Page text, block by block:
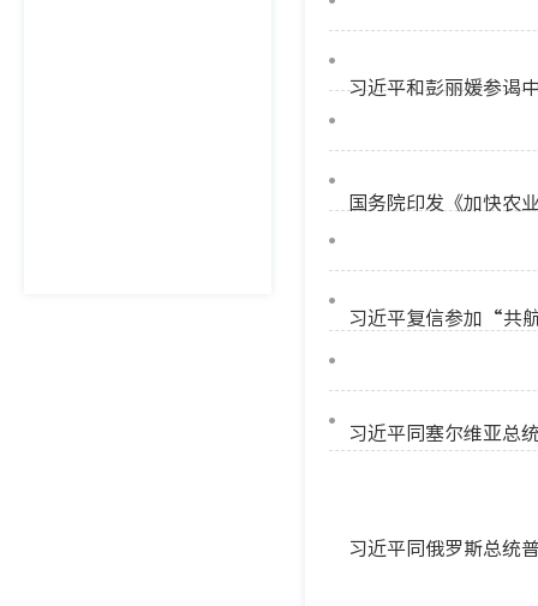
习近平和彭丽媛参谒
国务院印发《加快
习近平复信参加“共
习近平同塞尔维亚总
习近平同俄罗斯总统